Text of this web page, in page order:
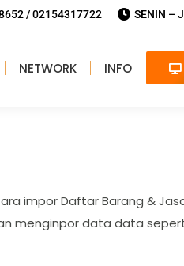
/ 02154317722 SENIN –
NETWORK INFO
impor Daftar Barang &
menginpor data data